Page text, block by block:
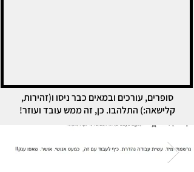
סופרים, עורכים ובמאים כבר ניסו ו(זהירות,
קלישאה:) התלהבו. כן, זה ממש עובד ועוזר!